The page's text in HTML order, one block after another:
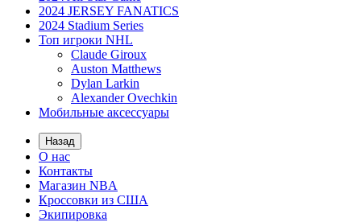
2024 JERSEY FANATICS
2024 Stadium Series
Топ игроки NHL
Claude Giroux
Auston Matthews
Dylan Larkin
Alexander Ovechkin
Мобильные аксессуары
Назад
О нас
Контакты
Магазин NBA
Кроссовки из США
Экипировка